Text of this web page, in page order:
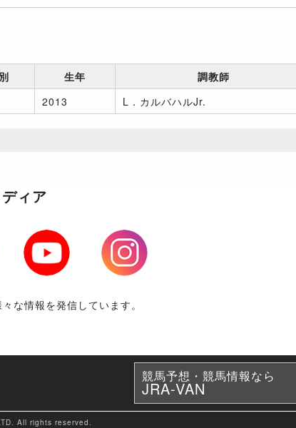
生年
調教師
2013 L．カルバハルJr.
ィア
Youtube
Instagram
な情報を発信しています。
競馬予想・競馬情報なら
JRA-VAN
All rights reserved.